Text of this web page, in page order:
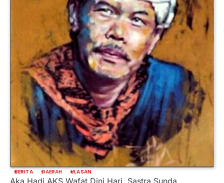
BERITA DAERAH ULASAN
Aka Hadi AKS Wafat Dini Hari, Sastra Sunda